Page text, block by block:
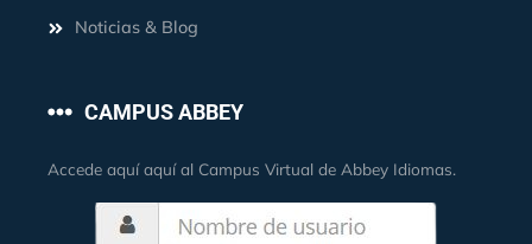
Noticias & Blog
CAMPUS ABBEY
Accede aquí aquí al Campus Virtual de Abbey Idiomas.